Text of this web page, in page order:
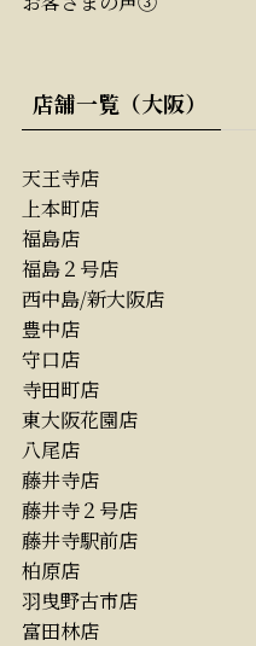
店舗一覧（大阪）
天王寺店
上本町店
福島店
福島２号店
西中島/新大阪店
豊中店
守口店
寺田町店
東大阪花園店
八尾店
藤井寺店
藤井寺２号店
藤井寺駅前店
柏原店
羽曳野古市店
富田林店